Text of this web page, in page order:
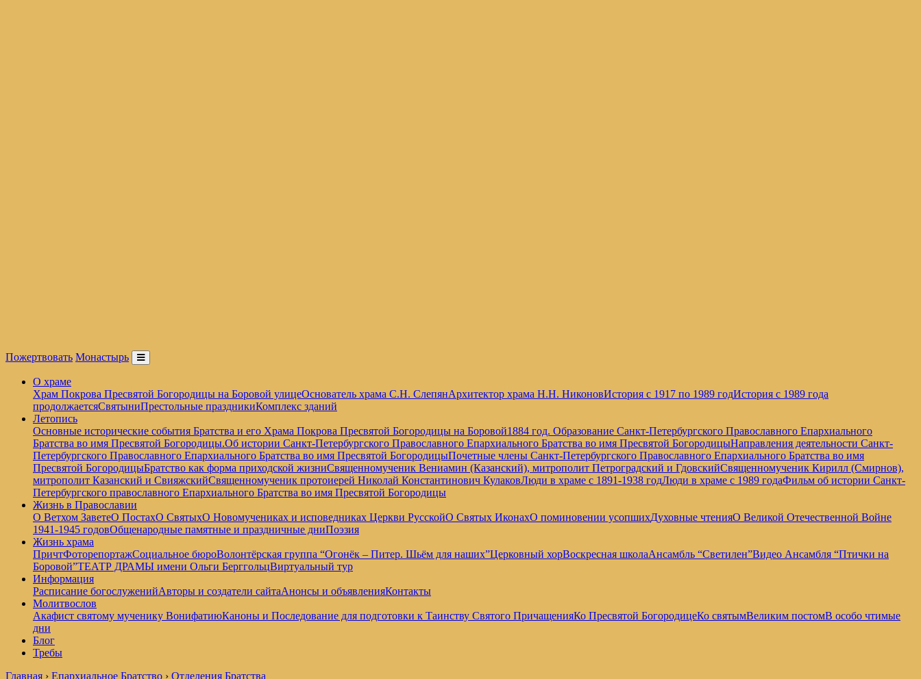
Пожертвовать Монастырь
О храме
Храм Покрова Пресвятой Богородицы на Боровой улицеОснователь храма С.Н. СлепянАрхитектор храма Н.Н. НиконовИстория с 1917 по 1989 годИстория с 1989 года
продолжаетсяСвятыниПрестольные праздникиКомплекс зданий
Летопись
Основные исторические события Братства и его Храма Покрова Пресвятой Богородицы на Боровой1884 год. Образование Санкт-Петербургского Православного Епархиального
Братства во имя Пресвятой Богородицы.Об истории Санкт-Петербургского Православного Епархиального Братства во имя Пресвятой БогородицыНаправления деятельности Санкт-
Петербургского Православного Епархиального Братства во имя Пресвятой БогородицыПочетные члены Санкт-Петербургского Православного Епархиального Братства во имя
Пресвятой БогородицыБратство как форма приходской жизниСвященномученик Вениамин (Казанский), митрополит Петроградский и ГдовскийСвященномученик Кирилл (Смирнов),
митрополит Казанский и СвияжскийСвященномученик протоиерей Николай Константинович КулаковЛюди в храме с 1891-1938 годЛюди в храме с 1989 годаФильм об истории Санкт-
Петербургского православного Епархиального Братства во имя Пресвятой Богородицы
Жизнь в Православии
О Ветхом ЗаветеО ПостахО СвятыхО Новомучениках и исповедниках Церкви РусскойО Святых ИконахО поминовении усопшихДуховные чтенияО Великой Отечественной Войне
1941-1945 годовОбщенародные памятные и праздничные дниПоэзия
Жизнь храма
ПричтФоторепортажСоциальное бюроВолонтёрская группа “Огонёк – Питер. Шьём для наших”Церковный хорВоскресная школаАнсамбль “Светилен”Видео Ансамбля “Птички на
Боровой”ТЕАТР ДРАМЫ имени Ольги БерггольцВиртуальный тур
Информация
Расписание богослуженийАвторы и создатели сайтаАнонсы и объявленияКонтакты
Молитвослов
Акафист святому мученику ВонифатиюКаноны и Последование для подготовки к Таинству Святого ПричащенияКо Пресвятой БогородицеКо святымВеликим постомВ особо чтимые
дни
Блог
Требы
Главная › Епархиальное Братство › Отделения Братства